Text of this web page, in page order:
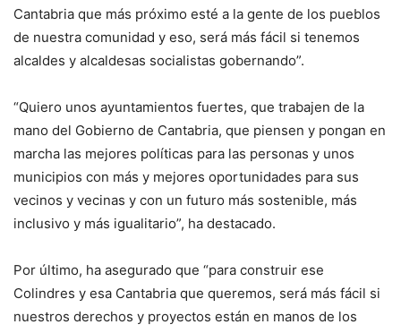
Cantabria que más próximo esté a la gente de los pueblos
de nuestra comunidad y eso, será más fácil si tenemos
alcaldes y alcaldesas socialistas gobernando”.
“Quiero unos ayuntamientos fuertes, que trabajen de la
mano del Gobierno de Cantabria, que piensen y pongan en
marcha las mejores políticas para las personas y unos
municipios con más y mejores oportunidades para sus
vecinos y vecinas y con un futuro más sostenible, más
inclusivo y más igualitario”, ha destacado.
Por último, ha asegurado que “para construir ese
Colindres y esa Cantabria que queremos, será más fácil si
nuestros derechos y proyectos están en manos de los